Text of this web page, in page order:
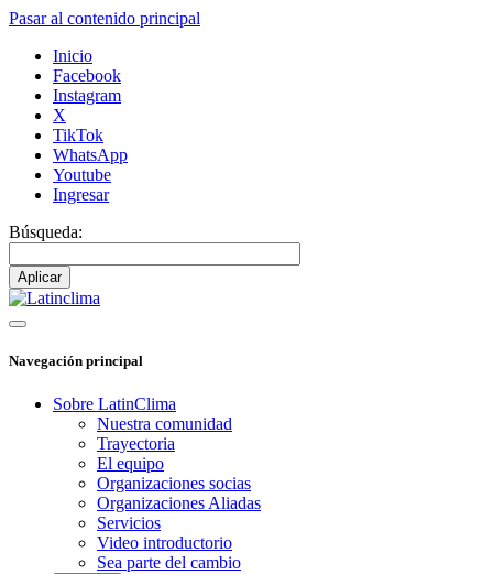
Pasar al contenido principal
Inicio
Facebook
Instagram
X
TikTok
WhatsApp
Youtube
Ingresar
Búsqueda:
Navegación principal
Sobre LatinClima
Nuestra comunidad
Trayectoria
El equipo
Organizaciones socias
Organizaciones Aliadas
Servicios
Video introductorio
Sea parte del cambio